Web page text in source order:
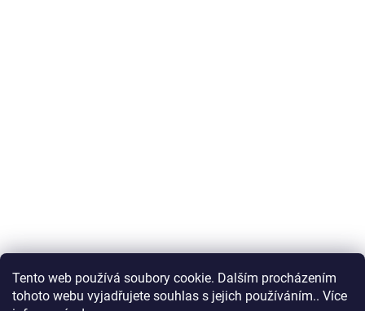
Tento web používá soubory cookie. Dalším procházením
tohoto webu vyjadřujete souhlas s jejich používáním.. Více